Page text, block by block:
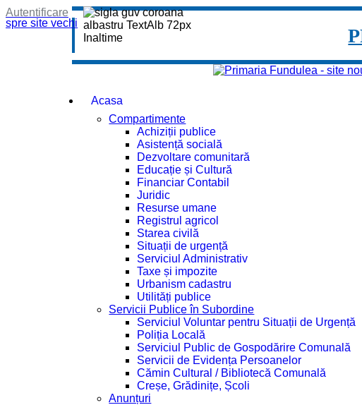
spre site vechi
Autentificare
Acasa
Compartimente
Achiziții publice
Asistență socială
Dezvoltare comunitară
Educație și Cultură
Financiar Contabil
Juridic
Resurse umane
Registrul agricol
Starea civilă
Situații de urgență
Serviciul Administrativ
Taxe și impozite
Urbanism cadastru
Utilități publice
Servicii Publice în Subordine
Serviciul Voluntar pentru Situații de Urgență
Poliția Locală
Serviciul Public de Gospodărire Comunală
Servicii de Evidența Persoanelor
Cămin Cultural / Bibliotecă Comunală
Creșe, Grădinițe, Școli
Anunțuri